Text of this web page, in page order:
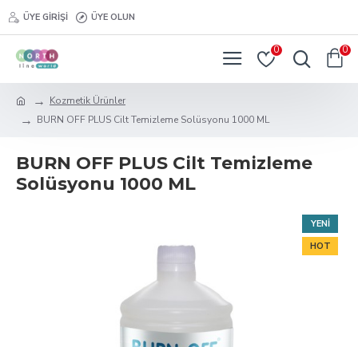
ÜYE GIRIŞI ÜYE OLUN
0 0
Kozmetik Ürünler
BURN OFF PLUS Cilt Temizleme Solüsyonu 1000 ML
BURN OFF PLUS Cilt Temizleme
Solüsyonu 1000 ML
YENI
HOT